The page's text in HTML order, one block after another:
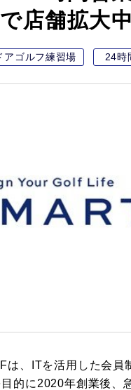
店舗拡大
アゴルフ練習場 24時
は、ITを活用した会員
的に2020年創業後、